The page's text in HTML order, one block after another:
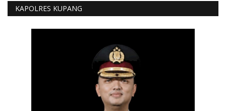
KAPOLRES KUPANG